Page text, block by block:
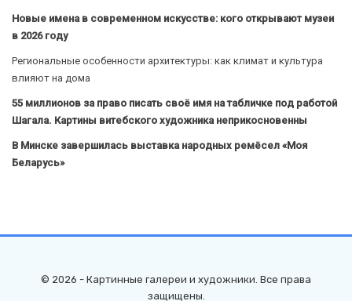
Новые имена в современном искусстве: кого открывают музеи
в 2026 году
Региональные особенности архитектуры: как климат и культура
влияют на дома
55 миллионов за право писать своё имя на табличке под работой
Шагала. Картины витебского художника неприкосновенны
В Минске завершилась выставка народных ремёсел «Моя
Беларусь»
© 2026 - Картинные галереи и художники. Все права
защищены.